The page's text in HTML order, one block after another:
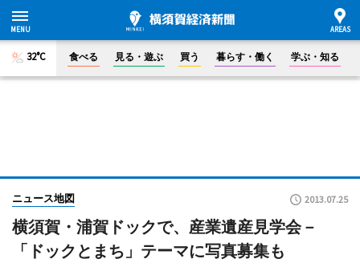
32°C 食べる 見る・遊ぶ 買う 暮らす・働く 学ぶ・知る
ニュース地図 2013.07.25
横須賀・浦賀ドックで、産業遺産見学会－
「ドックとまち」テーマに写真募集も